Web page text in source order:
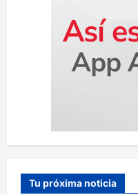
Tu próxima noticia